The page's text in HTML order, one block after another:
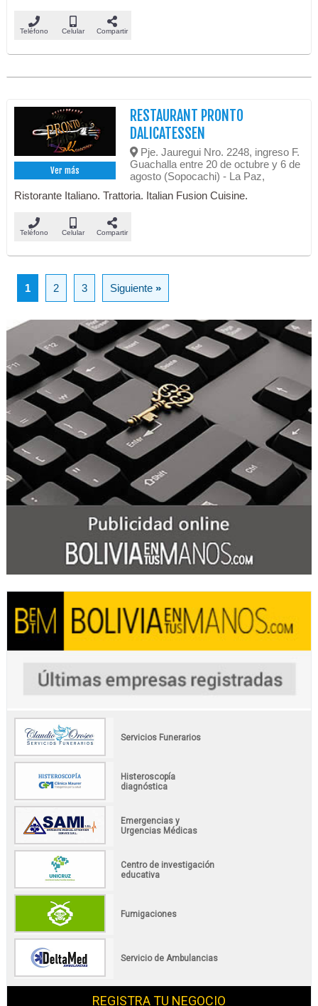
Teléfono Celular Compartir
Ver más
RESTAURANT PRONTO
DALICATESSEN
Pje. Jauregui Nro. 2248, ingreso F.
Guachalla entre 20 de octubre y 6 de
agosto (Sopocachi) - La Paz,
Ristorante Italiano. Trattoria. Italian Fusion Cuisine.
Teléfono Celular Compartir
1 2 3 Siguiente»
Servicios Funerarios
Histeroscopía
diagnóstica
Emergencias y
Urgencias Médicas
Centro de investigación
educativa
Fumigaciones
Servicio de Ambulancias
REGISTRA TU NEGOCIO